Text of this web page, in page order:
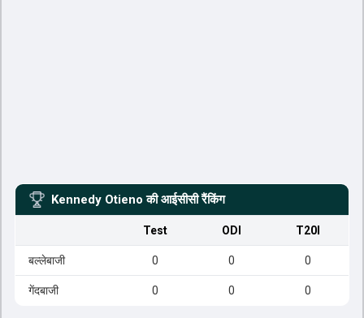
Kennedy Otieno की आईसीसी रैंकिंग
Test ODI T20I
बल्लेबाजी 0 0 0
गेंदबाजी 0 0 0